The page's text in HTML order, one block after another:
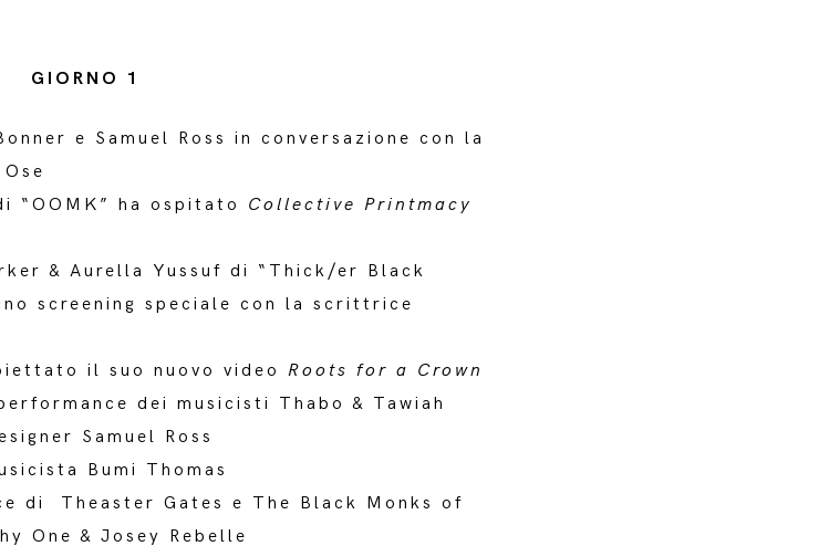
GIORNO 1
e Samuel Ross in conversazione con la
“OOMK” ha ospitato Collective Printmacy
& Aurella Yussuf di “Thick/er Black
screening speciale con la scrittrice
il suo nuovo video Roots for a Crown
dei musicisti Thabo & Tawiah
Samuel Ross
Bumi Thomas
di Theaster Gates e The Black Monks of
One & Josey Rebelle